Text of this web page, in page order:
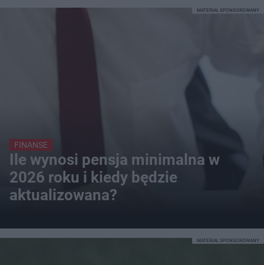
FINANSE
Ile wynosi pensja minimalna w
2026 roku i kiedy będzie
aktualizowana?
MATERIAŁ SPONSOROWANY
MATERIAŁ SPONSOROWANY